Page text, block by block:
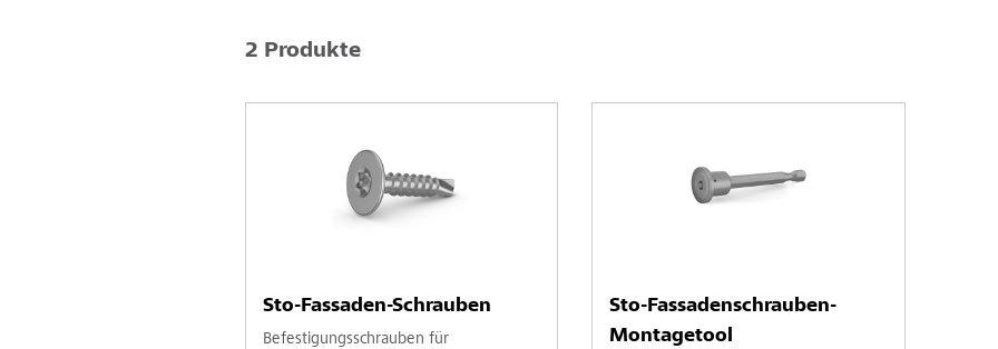
2 Produkte
Sto-Fassaden-Schrauben
Befestigungsschrauben für
Sto-Fassadenschrauben-
Montagetool